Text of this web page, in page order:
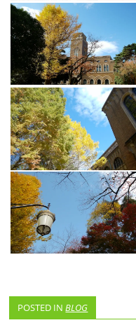
POSTED INBLOG